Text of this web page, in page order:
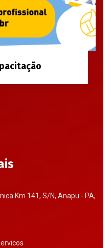
Km 141, S/N, Anapu - PA,